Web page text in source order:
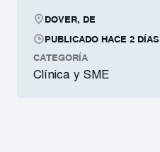
DOVER, DE
PUBLICADO HACE 2 DÍAS
CATEGORÍA
Clínica y SME